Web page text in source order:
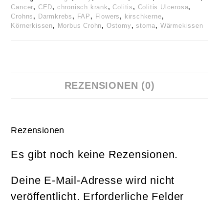
Cancer, CED, chronisch krank ,Colitis , Colitis Ulcerosa,
Crohns , Darmkrebs , FAP , Flowers , kirschkerne,
Körnerkissen, Morbus Crohn, Ostomy ,stoma , Wärmekissen
REZENSIONEN (0)
Rezensionen
Es gibt noch keine Rezensionen.
Deine E-Mail-Adresse wird nicht
veröffentlicht. Erforderliche Felder